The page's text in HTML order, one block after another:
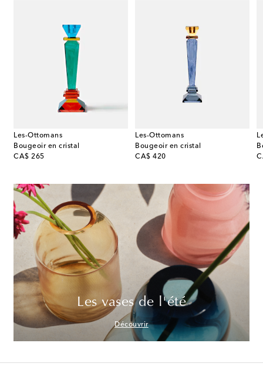
Les-Ottomans
Bougeoir en cristal
CA$ 265
original price
Les-Ottomans
Bougeoir en cristal
CA$ 420
original price
Les vases de l'été
Découvrir